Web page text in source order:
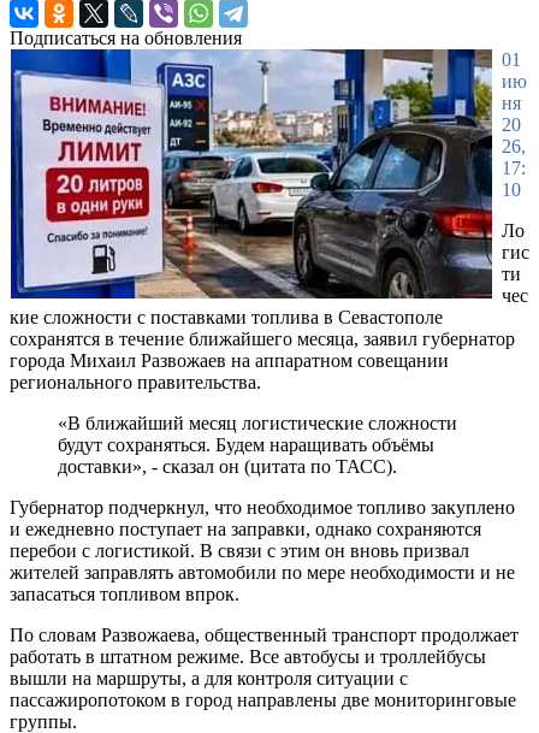
Подписаться на обновления
01
ию
ня
20
26,
17:
10
Ло
гис
ти
чес
кие сложности с поставками топлива в Севастополе
сохранятся в течение ближайшего месяца, заявил губернатор
города Михаил Развожаев на аппаратном совещании
регионального правительства.
«В ближайший месяц логистические сложности
будут сохраняться. Будем наращивать объёмы
доставки», - сказал он (цитата по ТАСС).
Губернатор подчеркнул, что необходимое топливо закуплено
и ежедневно поступает на заправки, однако сохраняются
перебои с логистикой. В связи с этим он вновь призвал
жителей заправлять автомобили по мере необходимости и не
запасаться топливом впрок.
По словам Развожаева, общественный транспорт продолжает
работать в штатном режиме. Все автобусы и троллейбусы
вышли на маршруты, а для контроля ситуации с
пассажиропотоком в город направлены две мониторинговые
группы.